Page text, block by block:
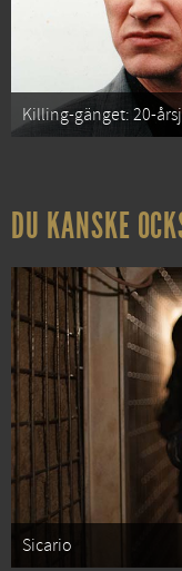
Killing-gänget: 20-
DU KANSKE
Sicario